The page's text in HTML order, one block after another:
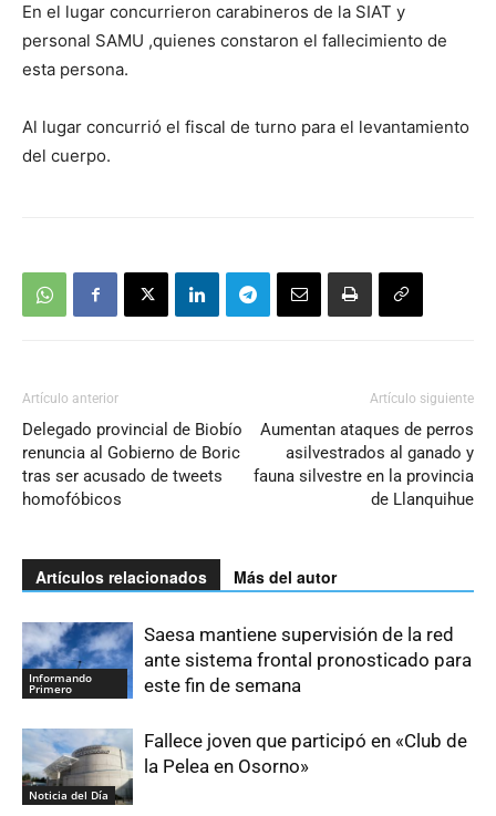
En el lugar concurrieron carabineros de la SIAT y
personal SAMU ,quienes constaron el fallecimiento de
esta persona.
Al lugar concurrió el fiscal de turno para el levantamiento
del cuerpo.
Artículo anterior
Delegado provincial de Biobío
renuncia al Gobierno de Boric
tras ser acusado de tweets
homofóbicos
Artículo siguiente
Aumentan ataques de perros
asilvestrados al ganado y
fauna silvestre en la provincia
de Llanquihue
Artículos relacionados Más del autor
Informando
Primero
Saesa mantiene supervisión de la red
ante sistema frontal pronosticado para
este fin de semana
Noticia del Día
Fallece joven que participó en «Club de
la Pelea en Osorno»